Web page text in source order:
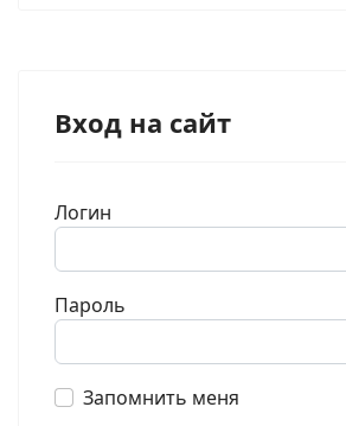
Вход на сайт
Логин
Пароль
Запомнить меня